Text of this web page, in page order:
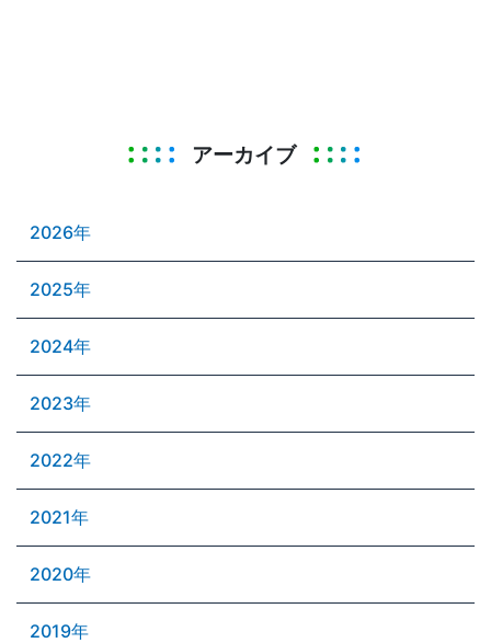
アーカイブ
2026年
2025年
2024年
2023年
2022年
2021年
2020年
2019年